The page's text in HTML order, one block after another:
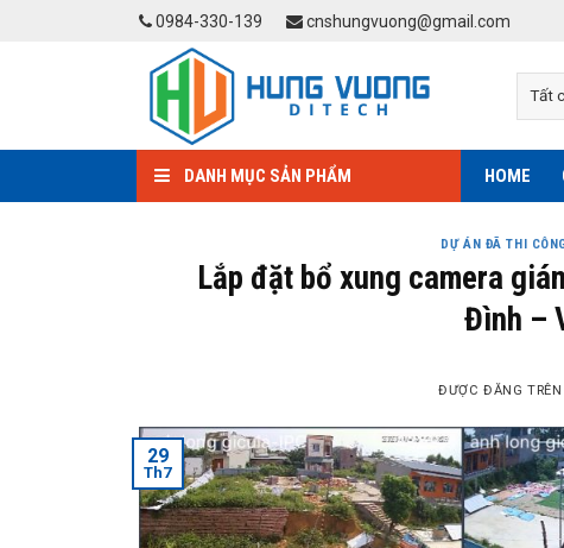
0984-330-139 cnshungvuong@gmail.com
DANH MỤC SẢN PHẨM HOME
DỰ ÁN ĐÃ THI
Lắp đặt bổ xung camera
Đình –
ĐƯỢC ĐĂNG TRÊN
29
Th7